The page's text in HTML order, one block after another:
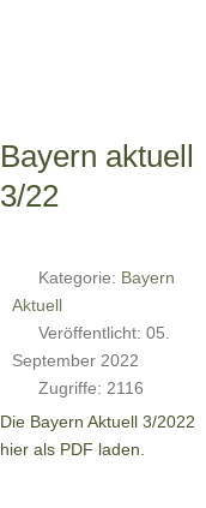
Bayern aktuell
3/22
Kategorie: Bayern
Aktuell
Veröffentlicht: 05.
September 2022
Zugriffe: 2116
Die Bayern Aktuell 3/2022
hier als PDF laden.